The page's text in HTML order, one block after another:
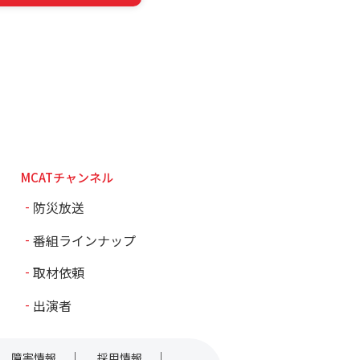
MCATチャンネル
防災放送
番組ラインナップ
取材依頼
出演者